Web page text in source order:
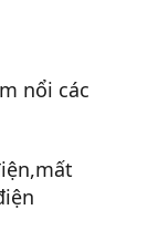
nổi các